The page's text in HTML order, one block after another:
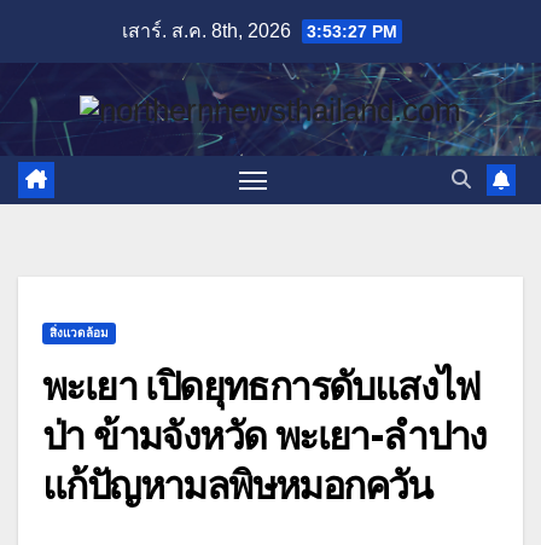
content
เสาร์. ส.ค. 8th, 2026 3:53:29 PM
สิ่งแวดล้อม
พะเยา เปิดยุทธการดับแสงไฟ
ป่า ข้ามจังหวัด พะเยา-ลำปาง
แก้ปัญหามลพิษหมอกควัน